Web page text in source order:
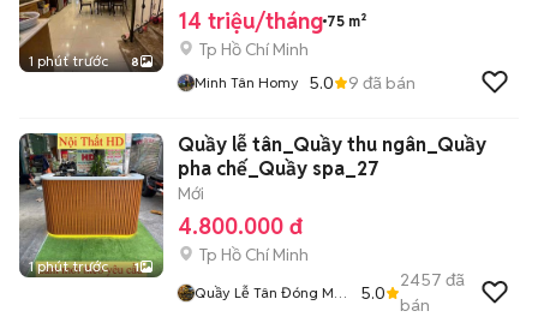
1 phút trước 8
14 triệu/tháng 75 m²
Tp Hồ Chí Minh
Minh Tân Homy 5.0 9 đã bán
1 phút trước 1
Quầy lễ tân_Quầy thu ngân_Quầy
pha chế_Quầy spa_27
Mới
4.800.000 đ
Tp Hồ Chí Minh
Quầy Lễ Tân Đóng Mới
5.0
2457 đã
bán